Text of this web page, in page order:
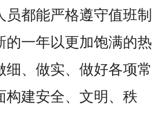
都能严格遵守值班制
的一年以更加饱满的热
、做实、做好各项常
构建安全、文明、秩